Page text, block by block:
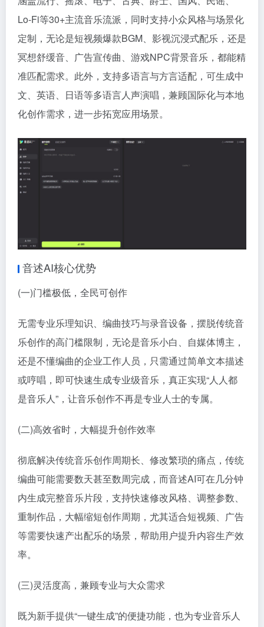
Lo-Fi等30+主流音乐流派，同时支持小众风格与场景化
定制，无论是短视频爆款BGM、影视沉浸式配乐，还是
冥想舒缓音、广告宣传曲、游戏NPC背景音乐，都能精
准匹配需求。此外，支持多语言与方言适配，可生成中
文、英语、日语等多语言人声演唱，兼顾国际化与本地
化创作需求，进一步拓宽应用场景。
音述AI核心优势
(一)门槛极低，全民可创作
无需专业乐理知识、编曲技巧与录音设备，摆脱传统音
乐创作的高门槛限制，无论是音乐小白、自媒体博主，
还是不懂编曲的企业工作人员，只需通过简单文本描述
或哼唱，即可快速生成专业级音乐，真正实现“人人都
是音乐人”，让音乐创作不再是专业人士的专属。
(二)高效省时，大幅提升创作效率
彻底解决传统音乐创作周期长、修改繁琐的痛点，传统
编曲可能需要数天甚至数周完成，而音述AI可在几分钟
内生成完整音乐片段，支持快速修改风格、调整参数、
重制作品，大幅缩短创作周期，尤其适合短视频、广告
等需要快速产出配乐的场景，帮助用户提升内容生产效
率。
(三)灵活度高，兼顾专业与大众需求
既为新手提供“一键生成”的便捷功能，也为专业音乐人